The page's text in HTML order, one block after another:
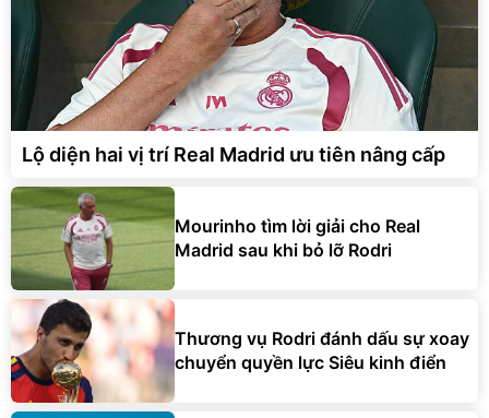
Lộ diện hai vị trí Real Madrid ưu tiên nâng cấp
Mourinho tìm lời giải cho Real
Madrid sau khi bỏ lỡ Rodri
Thương vụ Rodri đánh dấu sự xoay
chuyển quyền lực Siêu kinh điển